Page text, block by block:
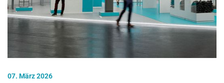
07. März 2026